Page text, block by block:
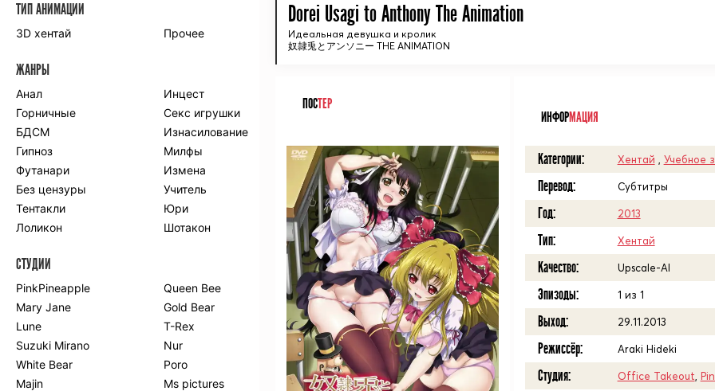
Dorei Usagi to Anthony The Animation
Идеальная девушка и кролик
奴隷兎とアンソニー THE ANIMATION
ПОСТЕР
ИНФОРМАЦИЯ
Категории: Хентай Учебное
Перевод: Субтитры
Год: 2013
Тип: Хентай
Качество: Upscale-AI
Эпизоды: 1 из 1
Выход: 29.11.2013
Режиссёр: Araki Hideki
Студия: Office Takeout
СЕЗОНЫ
Anidub
Animedia
Kansai studio
Onibaku
Shiza project
ПО ЖАНРАМ
Комедия
Приключения
Романтика
Школа
Этти
Боевые
искусства
Гарем
Драма
Игры
Исторический
Магия
Фантастика
Фэнтези
Мистика
Попаданцы в
другой мир
Хентай
ТИП АНИМАЦИИ
3D хентай Прочее
ЖАНРЫ
Анал
Инцест
Горничные
Секс игрушки
БДСМ
Изнасилование
Гипноз
Милфы
Футанари
Измена
Без цензуры
Учитель
Тентакли
Юри
Лоликон
Шотакон
СТУДИИ
PinkPineapple
Queen Bee
Mary Jane
Gold Bear
Lune
T-Rex
Suzuki Mirano
Nur
White Bear
Poro
Majin
Ms pictures